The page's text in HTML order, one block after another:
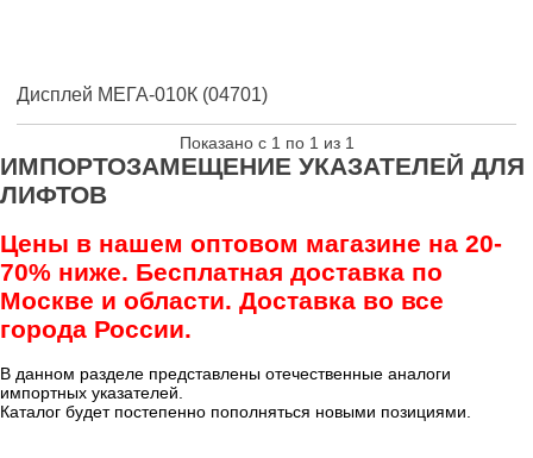
Дисплей МЕГА-010К (04701)
Показано с 1 по 1 из 1
ИМПОРТОЗАМЕЩЕНИЕ УКАЗАТЕЛЕЙ ДЛЯ
ЛИФТОВ
Цены в нашем оптовом магазине на 20-
70% ниже. Бесплатная доставка по
Москве и области. Доставка во все
города России.
В данном разделе представлены отечественные аналоги
импортных указателей.
Каталог будет постепенно пополняться новыми позициями.